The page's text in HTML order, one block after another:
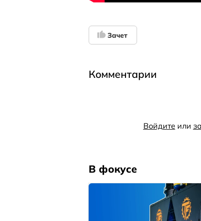
Зачет
Комментарии
Войдите или
В фокусе